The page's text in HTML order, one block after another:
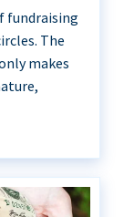
fundraising
The
makes